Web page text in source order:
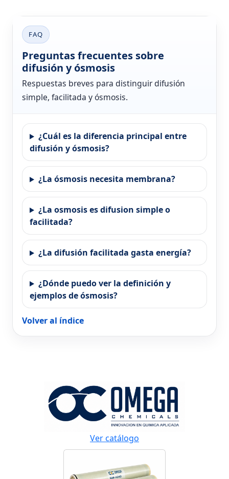
FAQ
Preguntas frecuentes sobre
difusión y ósmosis
Respuestas breves para distinguir difusión
simple, facilitada y ósmosis.
¿Cuál es la diferencia principal entre
difusión y ósmosis?
¿La ósmosis necesita membrana?
¿La osmosis es difusion simple o
facilitada?
¿La difusión facilitada gasta energía?
¿Dónde puedo ver la definición y
ejemplos de ósmosis?
Volver al índice
Ver catálogo